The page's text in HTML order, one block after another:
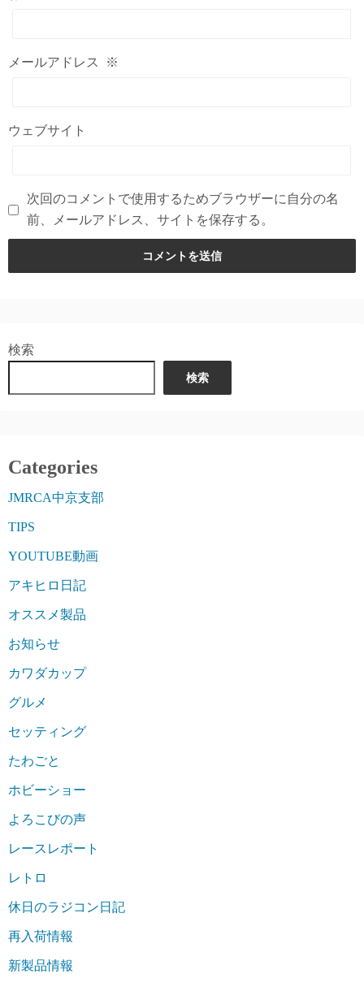
メールアドレス ※
ウェブサイト
次回のコメントで使用するためブラウザーに自分の名
前、メールアドレス、サイトを保存する。
検索
検索
Categories
JMRCA中京支部
TIPS
YOUTUBE動画
アキヒロ日記
オススメ製品
お知らせ
カワダカップ
グルメ
セッティング
たわごと
ホビーショー
よろこびの声
レースレポート
レトロ
休日のラジコン日記
再入荷情報
新製品情報